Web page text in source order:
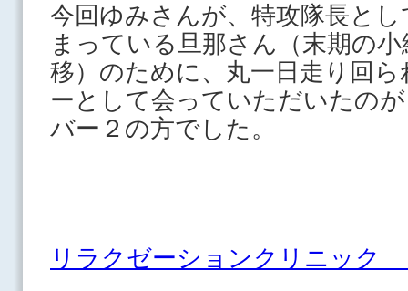
今回ゆみさんが、特攻隊長と
まっている旦那さん（末期の
移）のために、丸一日走り回
ーとして会っていただいたの
バー２の方でした。
リラクゼーションクリニック